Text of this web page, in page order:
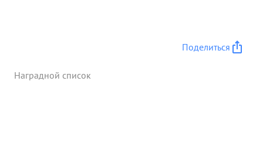
Поделиться
Наградной список